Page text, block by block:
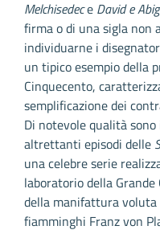
Melchisedece David e
firma o di una sigla non
individuarne i
un tipico esempio della
Cinquecento,
semplificazione dei
Di notevole qualità
altrettanti episodi delle
una celebre serie
laboratorio della
della manifattura voluta
fiamminghi Franz von